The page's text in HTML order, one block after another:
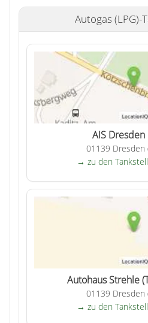
Autogas (LPG)-
AIS
01139 Dresden
→ zu den
Autohaus Strehle
01139 Dresden
→ zu den